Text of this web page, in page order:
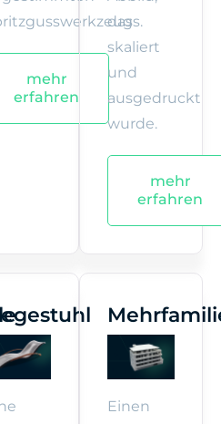
mehr
erfahren
das
skaliert
und
ausgedruckt
wurde.
mehr
erfahren
Einen